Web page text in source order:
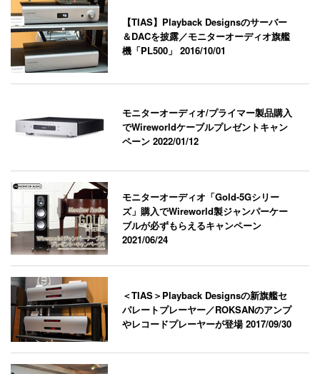
【TIAS】Playback Designsのサーバー
＆DACを披露／モニターオーディオ旗艦
機「PL500」2016/10/01
モニターオーディオ/プライマー製品購入
でWireworldケーブルプレゼントキャン
ペーン2022/01/12
モニターオーディオ「Gold-5Gシリー
ズ」購入でWireworld製ジャンパーケー
ブルが必ずもらえるキャンペーン
2021/06/24
＜TIAS＞Playback Designsの新旗艦セ
パレートプレーヤー／ROKSANのアンプ
やレコードプレーヤーが登場2017/09/30